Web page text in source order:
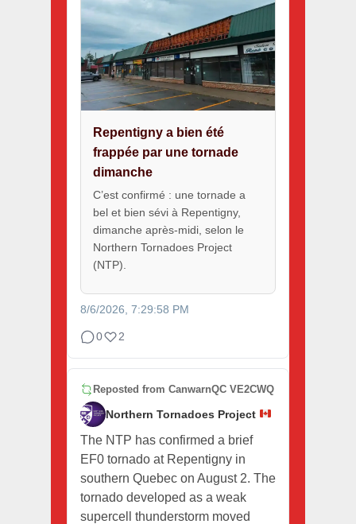
Repentigny a bien été
frappée par une tornade
dimanche
C’est confirmé : une tornade a
bel et bien sévi à Repentigny,
dimanche après-midi, selon le
Northern Tornadoes Project
(NTP).
8/6/2026, 7:29:58 PM
0 2
Reposted from CanwarnQC VE2CWQ
Northern Tornadoes Project
The NTP has confirmed a brief
EF0 tornado at Repentigny in
southern Quebec on August 2. The
tornado developed as a weak
supercell thunderstorm moved